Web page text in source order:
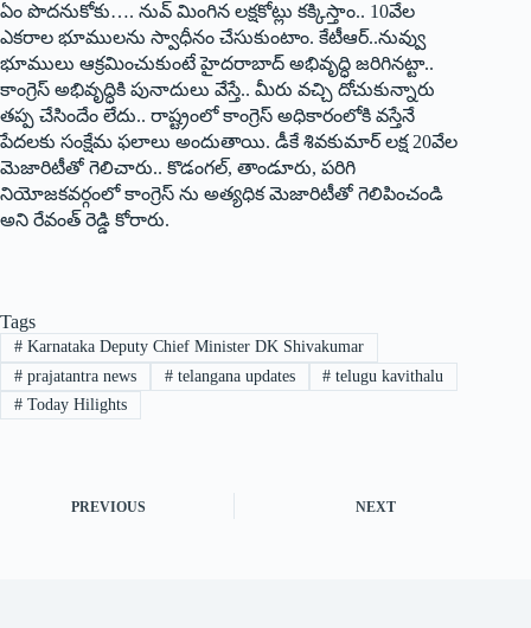
ఏం పొదనుకోకు…. నువ్‌ ‌మింగిన లక్షకోట్లు కక్కిస్తాం.. 10వేల
ఎకరాల భూములను స్వాధీనం చేసుకుంటాం. కేటీఆర్‌..‌నువ్వు
భూములు ఆక్రమించుకుంటే హైదరాబాద్‌ అభివృద్ధి జరిగినట్టా..
కాంగ్రెస్‌ అభివృద్ధికి పునాదులు వేస్తే.. మీరు వచ్చి దోచుకున్నారు
తప్ప చేసిందేం లేదు.. రాష్ట్రంలో కాంగ్రెస్‌ అధికారంలోకి వస్తేనే
పేదలకు సంక్షేమ ఫలాలు అందుతాయి. డీకే శివకుమార్‌ ‌లక్ష 20వేల
మెజారిటీతో గెలిచారు.. కొడంగల్‌, ‌తాండూరు, పరిగి
నియోజకవర్గంలో కాంగ్రెస్‌ ‌ను అత్యధిక మెజారిటీతో గెలిపించండి
అని రేవంత్‌ ‌రెడ్డి కోరారు.
Tags
#Karnataka Deputy Chief Minister DK Shivakumar
#prajatantra news #telangana updates # telugu kavithalu
#Today Hilights
PREVIOUS NEXT